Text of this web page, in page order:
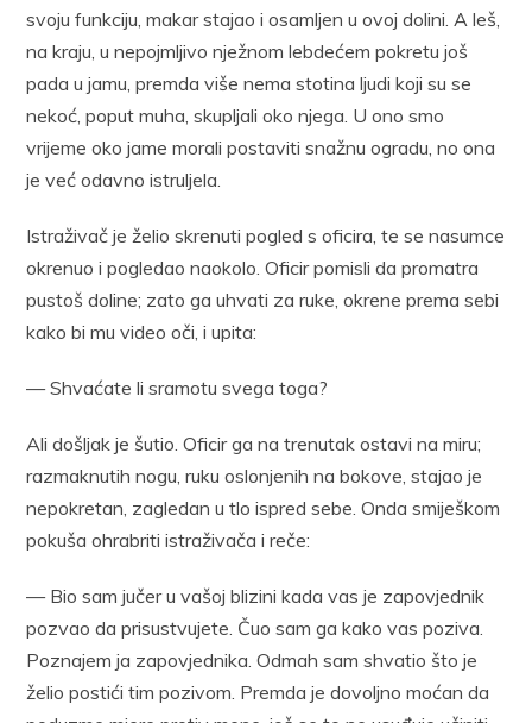
svoju funkciju, makar stajao i osamljen u ovoj dolini. A leš,
na kraju, u nepojmljivo nježnom lebdećem pokretu još
pada u jamu, premda više nema stotina ljudi koji su se
nekoć, poput muha, skupljali oko njega. U ono smo
vrijeme oko jame morali postaviti snažnu ogradu, no ona
je već odavno istruljela.
Istraživač je želio skrenuti pogled s oficira, te se nasumce
okrenuo i pogledao naokolo. Oficir pomisli da promatra
pustoš doline; zato ga uhvati za ruke, okrene prema sebi
kako bi mu video oči, i upita:
— Shvaćate li sramotu svega toga?
Ali došljak je šutio. Oficir ga na trenutak ostavi na miru;
razmaknutih nogu, ruku oslonjenih na bokove, stajao je
nepokretan, zagledan u tlo ispred sebe. Onda smiješkom
pokuša ohrabriti istraživača i reče:
— Bio sam jučer u vašoj blizini kada vas je zapovjednik
pozvao da prisustvujete. Čuo sam ga kako vas poziva.
Poznajem ja zapovjednika. Odmah sam shvatio što je
želio postići tim pozivom. Premda je dovoljno moćan da